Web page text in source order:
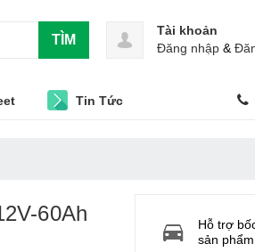
TÌM
Tài khoản
Đăng nhập &
Tin Tức
60Ah
Hỗ trợ
sản phẩm